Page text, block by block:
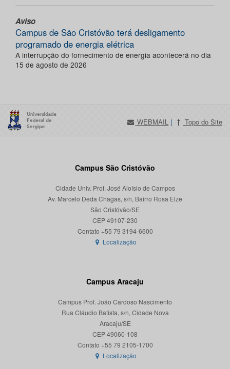
Aviso
Campus de São Cristóvão terá desligamento
programado de energia elétrica
A interrupção do fornecimento de energia acontecerá no dia
15 de agosto de 2026
WEBMAIL | Topo do Site
Campus São Cristóvão
Cidade Univ. Prof. José Aloísio de Campos
Av. Marcelo Deda Chagas, s/n, Bairro Rosa Elze
São Cristóvão/SE
CEP 49107-230
Localização
Campus Aracaju
Campus Prof. João Cardoso Nascimento
Rua Cláudio Batista, s/n, Cidade Nova
Aracaju/SE
CEP 49060-108
Localização